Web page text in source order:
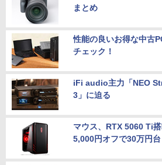
まとめ
性能の良いお得な中古
チェック！
iFi audio主力「NEO
3」に迫る
マウス、RTX 5060 Ti
5,000円オフで30万円台